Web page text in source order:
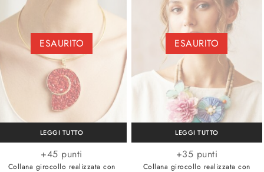
ESAURITO
LEGGI TUTTO
+45 punti
Collana girocollo realizzata con
ESAURITO
LEGGI TUTTO
+35 punti
Collana girocollo realizzata con